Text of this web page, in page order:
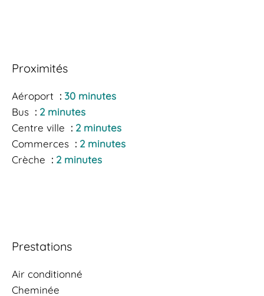
Proximités
Aéroport
30 minutes
Bus
2 minutes
Centre ville
2 minutes
Commerces
2 minutes
Crèche
2 minutes
Prestations
Air conditionné
Cheminée